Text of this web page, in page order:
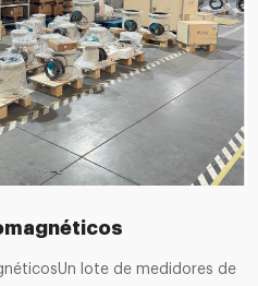
lote de medidores de